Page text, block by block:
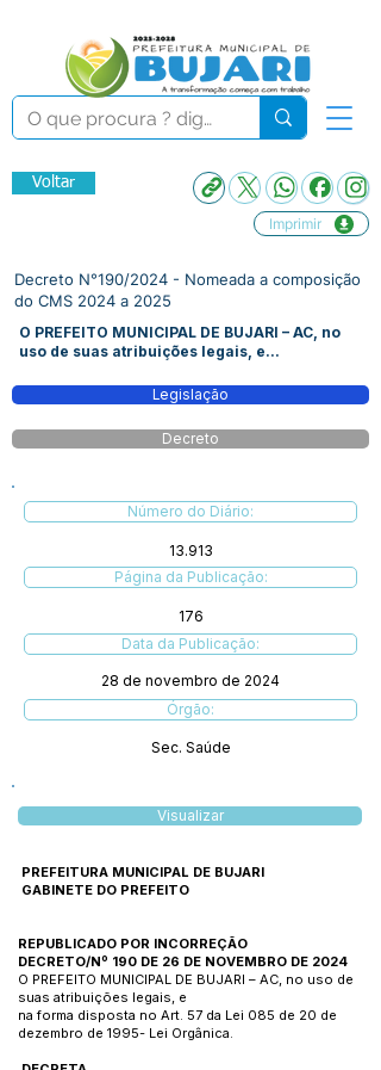
Voltar
Imprimir
Decreto N°190/2024 - Nomeada a composição
do CMS 2024 a 2025
O PREFEITO MUNICIPAL DE BUJARI – AC, no
uso de suas atribuições legais, e...
Legislação
Decreto
Número do Diário:
13.913
Página da Publicação:
176
Data da Publicação:
28 de novembro de 2024
Órgão:
Sec. Saúde
Visualizar
PREFEITURA MUNICIPAL DE BUJARI
GABINETE DO PREFEITO
REPUBLICADO POR INCORREÇÃO
DECRETO/Nº 190 DE 26 DE NOVEMBRO DE 2024
O PREFEITO MUNICIPAL DE BUJARI – AC, no uso de
suas atribuições legais, e
na forma disposta no Art. 57 da Lei 085 de 20 de
dezembro de 1995- Lei Orgânica.